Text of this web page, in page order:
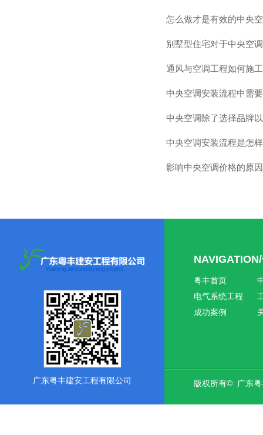
怎么做才是有效的中央
别墅型住宅对于中央空
通风与空调工程如何施
中央空调安装流程中需
中央空调除了选择品牌
中央空调安装流程是怎
影响中央空调价格的原
广东粤丰建安工程有限公司
粤丰首页
电气系统工程
成功案例
版权所有© 广东